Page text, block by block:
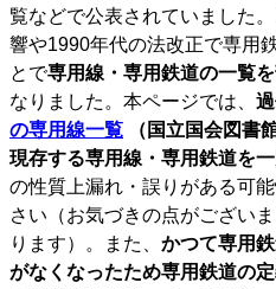
覧などで公表されていました
響や1990年代の法改正で専用
とで専用線・専用鉄道の一覧
なりました。本ページでは、
の専用線一覧 （国立国会図書
現存する専用線・専用鉄道を
の性質上漏れ・誤りがある可
さい（お気づきの点がござい
ります）。また、 かつて専用
がなくなったため専用鉄道の